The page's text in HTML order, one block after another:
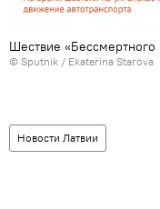
Шествие «Бессмертного
© Sputnik / Ekaterina Starova
Новости Латвии